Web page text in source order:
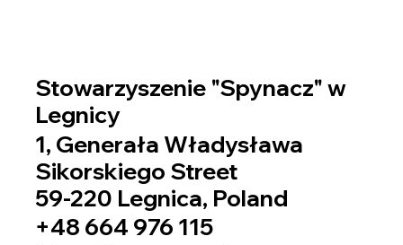
Stowarzyszenie "Spynacz" w
Legnicy
1, Generała Władysława
Sikorskiego Street
59-220 Legnica, Poland
+48 664 976 115